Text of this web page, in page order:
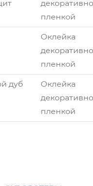
пленкой
Оклейка
пленкой
дуб
Оклейка
пленкой